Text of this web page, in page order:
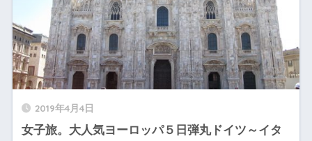
2019年4月4日
女子旅。大人気ヨーロッパ５日弾丸ドイツ～イタ